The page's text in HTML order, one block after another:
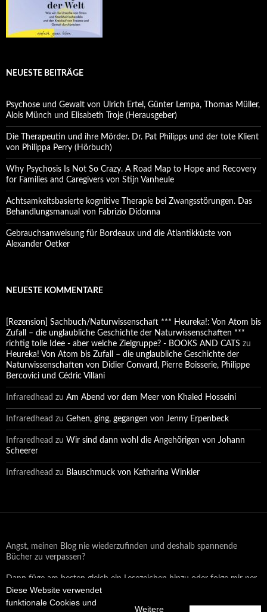
Diese Website verwendet
funktionale Cookies und
Weitere
NEUESTE BEITRÄGE
Psychose und Gewalt von Ulrich Ertel, Günter Lempa, Thomas Müller,
Alois Münch und Elisabeth Troje (Herausgeber)
Die Therapeutin und ihre Mörder. Dr. Pat Philipps und der tote Klient
von Philippa Perry (Hörbuch)
Why Psychosis Is Not So Crazy. A Road Map to Hope and Recovery
for Families and Caregivers von Stijn Vanheule
Achtsamkeitsbasierte kognitive Therapie bei Zwangsstörungen. Das
Behandlungsmanual von Fabrizio Didonna
Gebrauchsanweisung für Bordeaux und die Atlantikküste von
Alexander Oetker
NEUESTE KOMMENTARE
[Rezension] Sachbuch/Naturwissenschaft *** Heureka!: Von Atom bis
Zufall – die unglaubliche Geschichte der Naturwissenschaften ***
richtig tolle Idee - aber welche Zielgruppe? - BOOKS AND CATS zu
Heureka! Von Atom bis Zufall – die unglaubliche Geschichte der
Naturwissenschaften von Didier Convard, Pierre Boisserie, Philippe
Bercovici und Cédric Villani
Infraredhead zu Am Abend vor dem Meer von Khaled Hosseini
Infraredhead zu Gehen, ging, gegangen von Jenny Erpenbeck
Infraredhead zu Wir sind dann wohl die Angehörigen von Johann
Scheerer
Infraredhead zu Blauschmuck von Katharina Winkler
Angst, meinen Blog nie wiederzufinden und deshalb spannende
Bücher zu verpassen?
Dann füge am besten gleich ein Lesezeichen hinzu oder folge mir per
Email oder auf Facebook!